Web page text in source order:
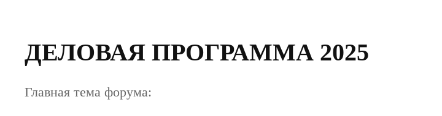
ДЕЛОВАЯ ПРОГРАММА 2025
Главная тема форума: